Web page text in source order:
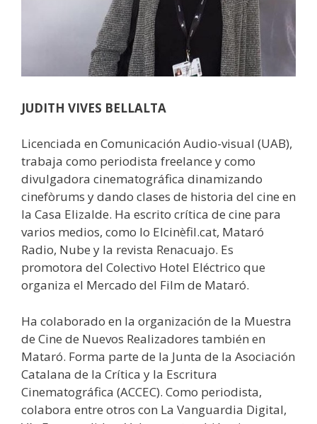
JUDITH VIVES BELLALTA
Licenciada en Comunicación Audio-visual (UAB),
trabaja como periodista freelance y como
divulgadora cinematográfica dinamizando
cinefòrums y dando clases de historia del cine en
la Casa Elizalde. Ha escrito crítica de cine para
varios medios, como lo Elcinèfil.cat, Mataró
Radio, Nube y la revista Renacuajo. Es
promotora del Colectivo Hotel Eléctrico que
organiza el Mercado del Film de Mataró.
Ha colaborado en la organización de la Muestra
de Cine de Nuevos Realizadores también en
Mataró. Forma parte de la Junta de la Asociación
Catalana de la Crítica y la Escritura
Cinematográfica (ACCEC). Como periodista,
colabora entre otros con La Vanguardia Digital,